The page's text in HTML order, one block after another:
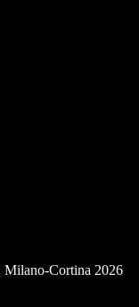
Milano-Cortina 2026